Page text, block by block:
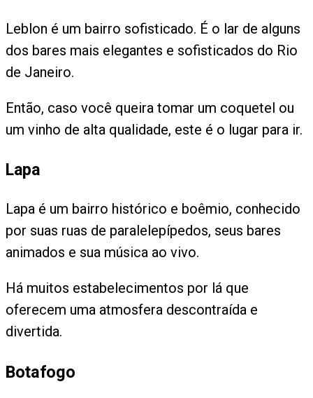
Leblon é um bairro sofisticado. É o lar de alguns
dos bares mais elegantes e sofisticados do Rio
de Janeiro.
Então, caso você queira tomar um coquetel ou
um vinho de alta qualidade, este é o lugar para ir.
Lapa
Lapa é um bairro histórico e boêmio, conhecido
por suas ruas de paralelepípedos, seus bares
animados e sua música ao vivo.
Há muitos estabelecimentos por lá que
oferecem uma atmosfera descontraída e
divertida.
Botafogo